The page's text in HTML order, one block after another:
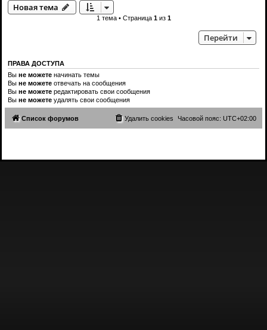
Новая тема
1 тема • Страница 1из 1
Перейти
ПРАВА ДОСТУПА
Вы не можете начинать темы
Вы не можете отвечать на сообщения
Вы не можете редактировать свои сообщения
Вы не можете удалять свои сообщения
Список форумов Часовой пояс: UTC+02:00
Удалить cookies